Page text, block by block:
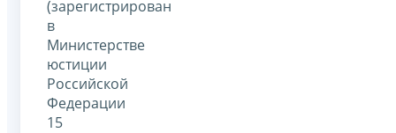
(зарегистрирован
в
Министерстве
юстиции
Российской
Федерации
15